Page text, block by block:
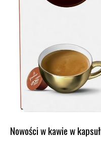
Nowości w kawie w